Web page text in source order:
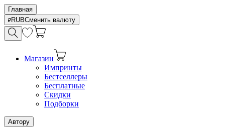
Главная
RUBСменить валюту
Магазин
Импринты
Бестселлеры
Бесплатные
Скидки
Подборки
Автору